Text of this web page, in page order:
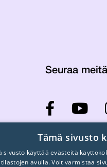
Seuraa meitä
Tämä sivusto
sivusto käyttää evästeitä
avulla. Voit varmistaa